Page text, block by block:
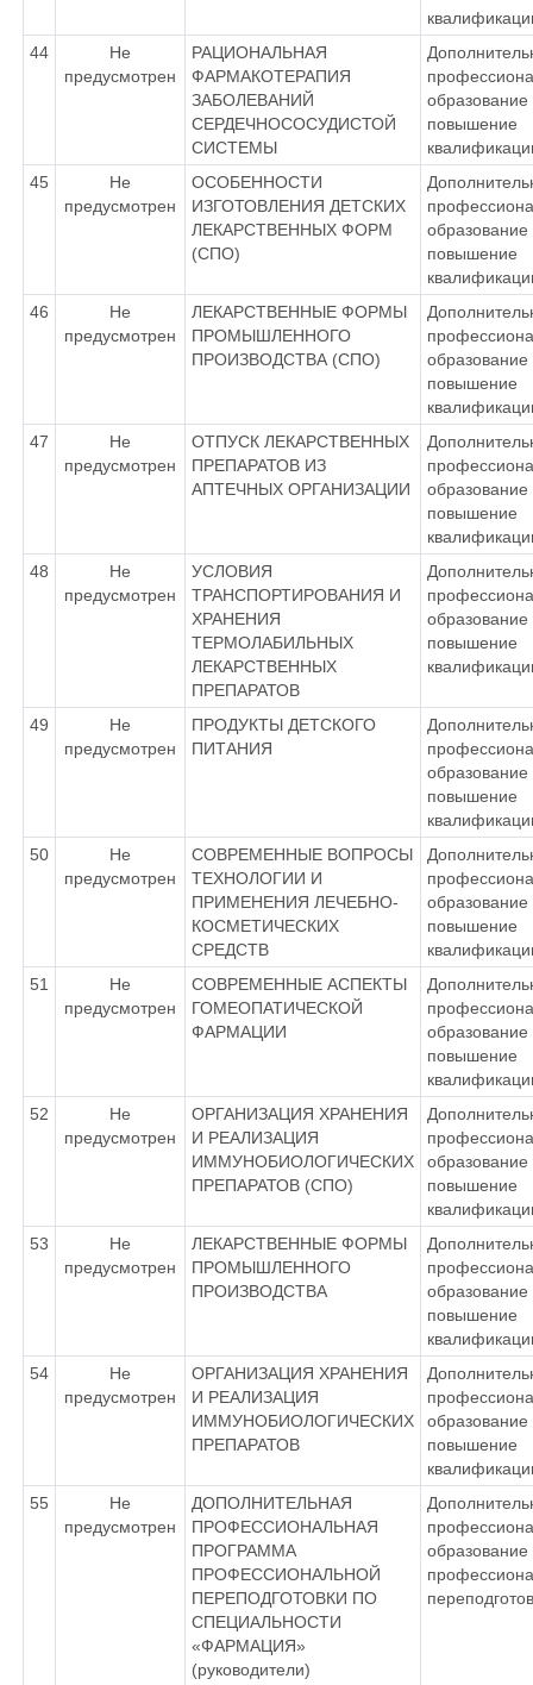
44
Не
предусмотрен
РАЦИОНАЛЬНАЯ
ФАРМАКОТЕРАПИЯ
ЗАБОЛЕВАНИЙ
СЕРДЕЧНОСОСУДИСТОЙ
СИСТЕМЫ
образование
повышение
45
Не
предусмотрен
ОСОБЕННОСТИ
ИЗГОТОВЛЕНИЯ ДЕТСКИХ
ЛЕКАРСТВЕННЫХ ФОРМ
(СПО)
образование
повышение
46
Не
предусмотрен
ЛЕКАРСТВЕННЫЕ ФОРМЫ
ПРОМЫШЛЕННОГО
ПРОИЗВОДСТВА (СПО)
образование
повышение
47
Не
предусмотрен
ОТПУСК ЛЕКАРСТВЕННЫХ
ПРЕПАРАТОВ ИЗ
АПТЕЧНЫХ ОРГАНИЗАЦИИ
образование
повышение
48
Не
предусмотрен
УСЛОВИЯ
ТРАНСПОРТИРОВАНИЯ И
ХРАНЕНИЯ
ТЕРМОЛАБИЛЬНЫХ
ЛЕКАРСТВЕННЫХ
ПРЕПАРАТОВ
образование
повышение
49
Не
предусмотрен
ПРОДУКТЫ ДЕТСКОГО
ПИТАНИЯ
образование
повышение
50
Не
предусмотрен
СОВРЕМЕННЫЕ ВОПРОСЫ
ТЕХНОЛОГИИ И
ПРИМЕНЕНИЯ ЛЕЧЕБНО-
КОСМЕТИЧЕСКИХ
СРЕДСТВ
образование
повышение
51
Не
предусмотрен
СОВРЕМЕННЫЕ АСПЕКТЫ
ГОМЕОПАТИЧЕСКОЙ
ФАРМАЦИИ
образование
повышение
52
Не
предусмотрен
ОРГАНИЗАЦИЯ ХРАНЕНИЯ
И РЕАЛИЗАЦИЯ
ИММУНОБИОЛОГИЧЕСКИХ
ПРЕПАРАТОВ (СПО)
образование
повышение
53
Не
предусмотрен
ЛЕКАРСТВЕННЫЕ ФОРМЫ
ПРОМЫШЛЕННОГО
ПРОИЗВОДСТВА
образование
повышение
54
Не
предусмотрен
ОРГАНИЗАЦИЯ ХРАНЕНИЯ
И РЕАЛИЗАЦИЯ
ИММУНОБИОЛОГИЧЕСКИХ
ПРЕПАРАТОВ
образование
повышение
55
Не
предусмотрен
ДОПОЛНИТЕЛЬНАЯ
ПРОФЕССИОНАЛЬНАЯ
ПРОГРАММА
ПРОФЕССИОНАЛЬНОЙ
ПЕРЕПОДГОТОВКИ ПО
СПЕЦИАЛЬНОСТИ
«ФАРМАЦИЯ»
(руководители)
образование